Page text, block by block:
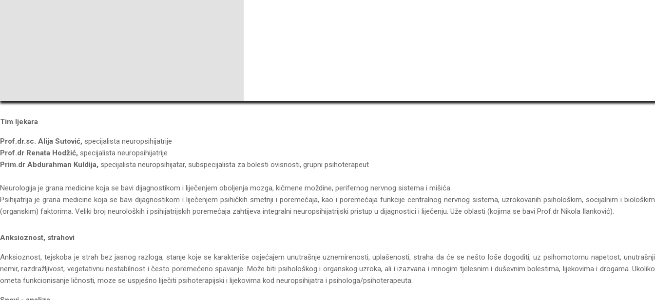
Tim ljekara
Prof.dr.sc. Alija Sutović, specijalista neuropsihijatrije
Prof.dr Renata Hodžić, specijalista neuropsihijatrije
Prim.dr Abdurahman Kuldija, specijalista neuropsihijatar, subspecijalista za bolesti ovisnosti, grupni psihoterapeut
Neurologija je grana medicine koja se bavi dijagnostikom i liječenjem oboljenja mozga, kičmene moždine, perifernog nervnog sistema i mišića.
Psihijatrija je grana medicine koja se bavi dijagnostikom i liječenjem psihičkih smetnji i poremećaja, kao i poremećaja funkcije centralnog nervnog sistema, uzrokovanih psihološkim, socijalnim i biološkim
(organskim) faktorima. Veliki broj neuroloških i psihijatrijskih poremećaja zahtijeva integralni neuropsihijatrijski pristup u dijagnostici i liječenju. Uže oblasti (kojima se bavi Prof.dr Nikola Ilanković).
Anksioznost, strahovi
Anksioznost, tejskoba je strah bez jasnog razloga, stanje koje se karakteriše osjećajem unutrašnje uznemirenosti, uplašenosti, straha da će se nešto loše dogoditi, uz psihomotornu napetost, unutrašnji
nemir, razdražljivost, vegetativnu nestabilnost i često poremećeno spavanje. Može biti psihološkog i organskog uzroka, ali i izazvana i mnogim tjelesnim i duševnim bolestima, lijekovima i drogama. Ukoliko
ometa funkcionisanje ličnosti, moze se uspješno liječiti psihoterapijski i lijekovima kod neuropsihijatra i psihologa/psihoterapeuta.